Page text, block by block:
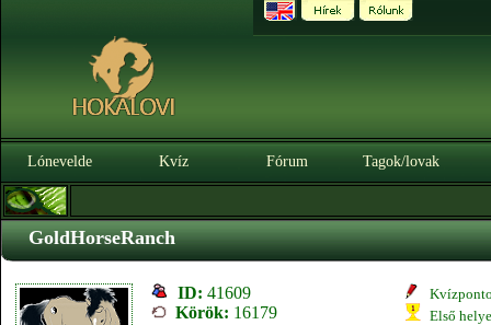
Lónevelde Kvíz Fórum Tagok/lovak
GoldHorseRanch
ID: 41609
Körök: 16179
Első